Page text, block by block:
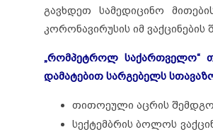
გავხდეთ სამედიცინო
კორონავირუსის იმ
„რომპეტროლ საქართველო“
დამატებით სარგებელს
თითოეული აცრის
სექტემბრის ბოლოს